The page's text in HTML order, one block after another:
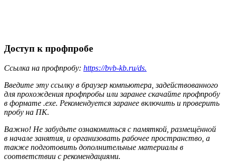
Доступ к профпробе
Ссылка на профпробу: https://bvb-kb.ru/ds.
Введите эту ссылку в браузер компьютера, задействованного
для прохождения профпробы или заранее скачайте профпробу
в формате .exe. Рекомендуется заранее включить и проверить
пробу на ПК.
Важно! Не забудьте ознакомиться с памяткой, размещённой
в начале занятия, и организовать рабочее пространство, а
также подготовить дополнительные материалы в
соответствии с рекомендациями.